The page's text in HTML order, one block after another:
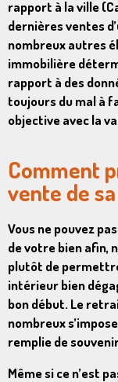
rapport à la ville
dernières ventes
nombreux autres
immobilière
rapport à des
toujours du mal à
objective avec la
Comment
vente de
Vous ne pouvez
de votre bien afin,
plutôt de
intérieur bien
bon début. Le
nombreux
remplie de
Même si ce n’est